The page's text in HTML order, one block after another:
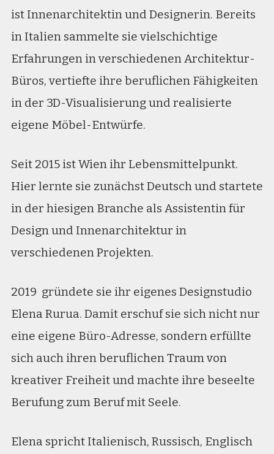
ist Innenarchitektin und Designerin. Bereits
in Italien sammelte sie vielschichtige
Erfahrungen in verschiedenen Architektur-
Büros, vertiefte ihre beruflichen Fähigkeiten
in der 3D-Visualisierung und realisierte
eigene Möbel-Entwürfe.
Seit 2015 ist Wien ihr Lebensmittelpunkt.
Hier lernte sie zunächst Deutsch und startete
in der hiesigen Branche als Assistentin für
Design und Innenarchitektur in
verschiedenen Projekten.
2019 gründete sie ihr eigenes Designstudio
Elena Rurua. Damit erschuf sie sich nicht nur
eine eigene Büro-Adresse, sondern erfüllte
sich auch ihren beruflichen Traum von
kreativer Freiheit und machte ihre beseelte
Berufung zum Beruf mit Seele.
Elena spricht Italienisch, Russisch, Englisch